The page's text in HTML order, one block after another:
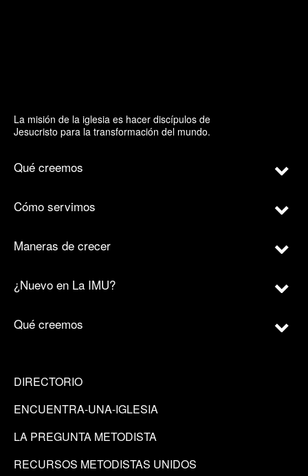
La misión de la iglesia es hacer discípulos de
Jesucristo para la transformación del mundo.
Qué creemos
Cómo servimos
Maneras de crecer
¿Nuevo en La IMU?
Qué creemos
DIRECTORIO
ENCUENTRA-UNA-IGLESIA
LA PREGUNTA METODISTA
RECURSOS METODISTAS UNIDOS